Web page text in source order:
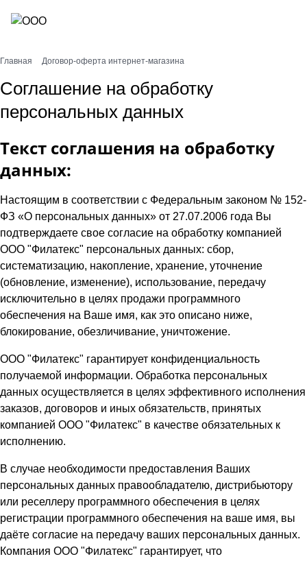
Главная Договор-оферта интернет-магазина
Соглашение на обработку
персональных данных
Текст соглашения на обработку
данных:
Настоящим в соответствии с Федеральным законом № 152-
ФЗ «О персональных данных» от 27.07.2006 года Вы
подтверждаете свое согласие на обработку компанией
ООО "Филатекс" персональных данных: сбор,
систематизацию, накопление, хранение, уточнение
(обновление, изменение), использование, передачу
исключительно в целях продажи программного
обеспечения на Ваше имя, как это описано ниже,
блокирование, обезличивание, уничтожение.
ООО "Филатекс" гарантирует конфиденциальность
получаемой информации. Обработка персональных
данных осуществляется в целях эффективного исполнения
заказов, договоров и иных обязательств, принятых
компанией ООО "Филатекс" в качестве обязательных к
исполнению.
В случае необходимости предоставления Ваших
персональных данных правообладателю, дистрибьютору
или реселлеру программного обеспечения в целях
регистрации программного обеспечения на ваше имя, вы
даёте согласие на передачу ваших персональных данных.
Компания ООО "Филатекс" гарантирует, что